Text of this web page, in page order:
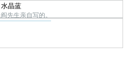
晶蓝
先生亲自写的。